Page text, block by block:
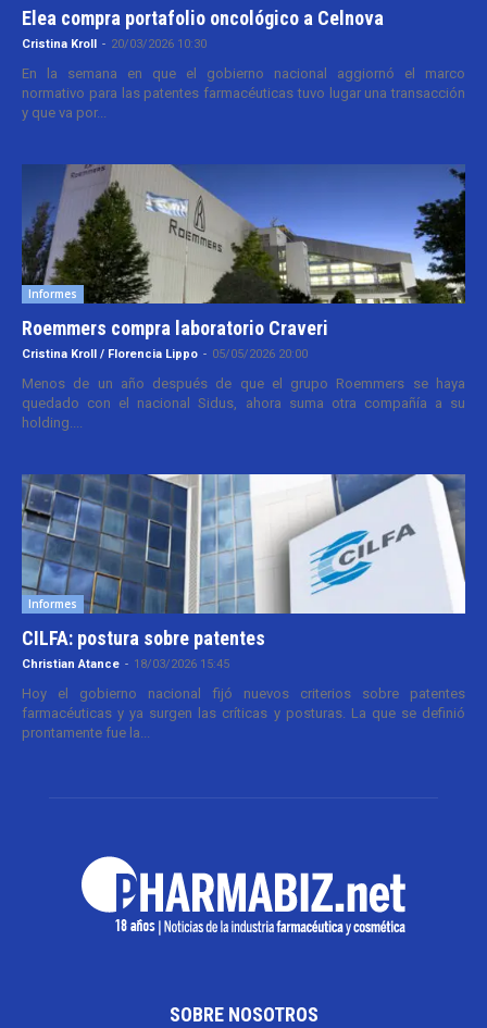
Elea compra portafolio oncológico a Celnova
Cristina Kroll - 20/03/2026 10:30
En la semana en que el gobierno nacional aggiornó el marco
normativo para las patentes farmacéuticas tuvo lugar una transacción
y que va por...
Informes
Roemmers compra laboratorio Craveri
Cristina Kroll / Florencia Lippo - 05/05/2026 20:00
Menos de un año después de que el grupo Roemmers se haya
quedado con el nacional Sidus, ahora suma otra compañía a su
holding....
Informes
CILFA: postura sobre patentes
Christian Atance - 18/03/2026 15:45
Hoy el gobierno nacional fijó nuevos criterios sobre patentes
farmacéuticas y ya surgen las críticas y posturas. La que se definió
prontamente fue la...
SOBRE NOSOTROS